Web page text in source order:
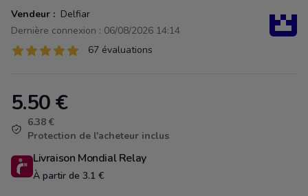
Vendeur : Delfiar
Dernière connexion : 06/08/2026 14:14
Évaluations
67 sur 5 étoiles 67 évaluations
Product information
5.50€
6.38 €
Protection de l'acheteur inclus
Livraison Mondial Relay
À partir de 3.1 €